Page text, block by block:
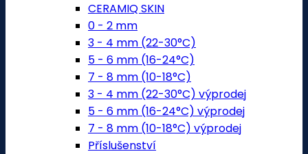
CERAMIQ SKIN
0 - 2 mm
3 - 4 mm (22-30°C)
5 - 6 mm (16-24°C)
7 - 8 mm (10-18°C)
3 - 4 mm (22-30°C) výprodej
5 - 6 mm (16-24°C) výprodej
7 - 8 mm (10-18°C) výprodej
Příslušenství